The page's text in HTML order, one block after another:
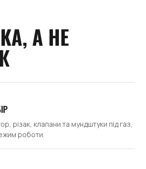
А НЕ
різак, клапани та мундштуки під газ,
роботи.